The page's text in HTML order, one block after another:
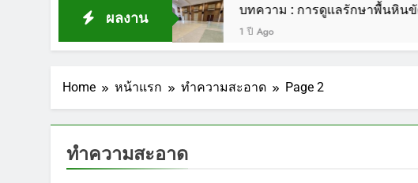
ผลงานบทความ : การดูแลรักษาพื้นหินขัด
Home หน้าแรก ทำความสะอาด Page 2
ทำความสะอาด